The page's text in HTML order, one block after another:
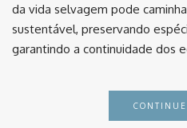
da vida selvagem pode
sustentável, preservando
garantindo a continuidade dos